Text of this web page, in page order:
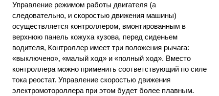
Управление режимом работы двигателя (а
следовательно, и скоростью движения машины)
осуществляется контроллером, вмонтированным в
верхнюю панель кожуха кузова, перед сиденьем
водителя, Контроллер имеет три положения рычага:
«выключено», «малый ход» и «полный ход». Вместо
контроллера можно применить соответствующий по силе
тока реостат. Управление скоростью движения
электромотороллера при этом будет более плавным.